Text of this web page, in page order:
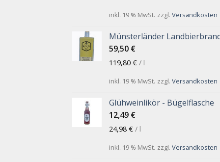
inkl. 19 % MwSt. zzgl. Versandkosten
Münsterländer
59,50 €
119,80 € / l
inkl. 19 % MwSt. zzgl. Versandkosten
Glühweinlikör - Bügelflasche
12,49 €
24,98 € / l
inkl. 19 % MwSt. zzgl. Versandkosten